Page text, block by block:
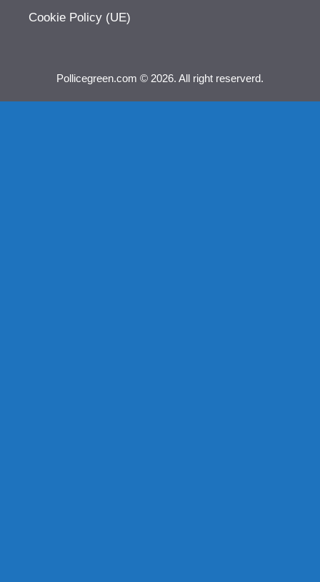
Cookie Policy (UE)
Pollicegreen.com © 2026. All right reserverd.